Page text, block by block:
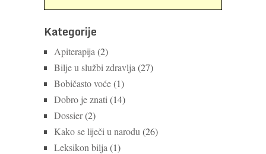
Kategorije
Apiterapija (2)
Bilje u službi zdravlja (27)
Bobičasto voće(1)
Dobro je znati (14)
Dossier(2)
Kako se liječi u narodu (26)
Leksikon bilja (1)